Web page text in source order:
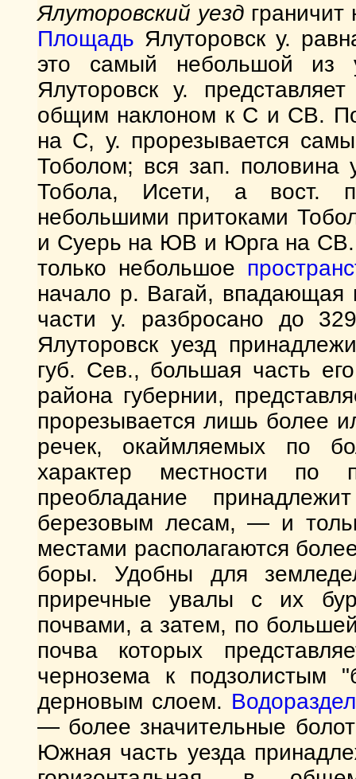
Ялуторовский уездграничит
Площадь Ялуторовск у.
это самый небольшой из
Ялуторовск у.
общим наклоном к С и СВ.
на С, у. прорезывается
Тоболом; вся зап. половина
Тобола, Исети, а вост.
небольшими притоками
и Суерь на ЮВ и Юрга на СВ.
только небольшое
начало р. Вагай,
части у. разбросано до
Ялуторовск уезд
губ. Сев., большая часть
района губернии,
прорезывается лишь более
речек, окаймляемых по
характер местности по
преобладание
березовым лесам, — и
местами располагаются
боры. Удобны для
приречные увалы с их
почвами, а затем, по
почва которых
чернозема к подзолистым
дерновым слоем. Водораздел
— более значительные
Южная часть уезда